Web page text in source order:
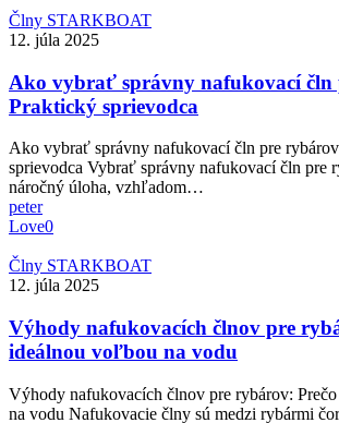
Ako
vybrať
nafukovací
čln
pre
Praktický
sprievodca
Člny STARKBOAT
12. júla 2025
Ako vybrať správny nafukovací čln
Praktický sprievodca
Ako vybrať správny nafukovací čln pre
sprievodca Vybrať správny nafukovací čln pre
náročný úloha, vzhľadom…
peter
Love0
Výhody
nafukovacích
pre
rybárov:
Prečo
ideálnou
Člny STARKBOAT
12. júla 2025
Výhody nafukovacích člnov pre
ideálnou voľbou na vodu
Výhody nafukovacích člnov pre rybárov:
na vodu Nafukovacie člny sú medzi rybármi